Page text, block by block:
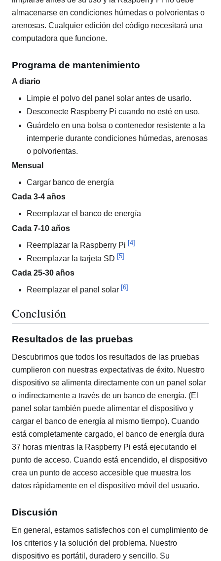
almacenarse en condiciones húmedas o polvorientas o
arenosas. Cualquier edición del código necesitará una
computadora que funcione.
Programa de mantenimiento
A diario
Limpie el polvo del panel solar antes de usarlo.
Desconecte Raspberry Pi cuando no esté en uso.
Guárdelo en una bolsa o contenedor resistente a la
intemperie durante condiciones húmedas, arenosas
o polvorientas.
Mensual
Cargar banco de energía
Cada 3-4 años
Reemplazar el banco de energía
Cada 7-10 años
Reemplazar la Raspberry Pi [4]
Reemplazar la tarjeta SD [5]
Cada 25-30 años
Reemplazar el panel solar [6]
Conclusión
Resultados de las pruebas
Descubrimos que todos los resultados de las pruebas
cumplieron con nuestras expectativas de éxito. Nuestro
dispositivo se alimenta directamente con un panel solar
o indirectamente a través de un banco de energía. (El
panel solar también puede alimentar el dispositivo y
cargar el banco de energía al mismo tiempo). Cuando
está completamente cargado, el banco de energía dura
37 horas mientras la Raspberry Pi está ejecutando el
punto de acceso. Cuando está encendido, el dispositivo
crea un punto de acceso accesible que muestra los
datos rápidamente en el dispositivo móvil del usuario.
Discusión
En general, estamos satisfechos con el cumplimiento de
los criterios y la solución del problema. Nuestro
dispositivo es portátil, duradero y sencillo. Su